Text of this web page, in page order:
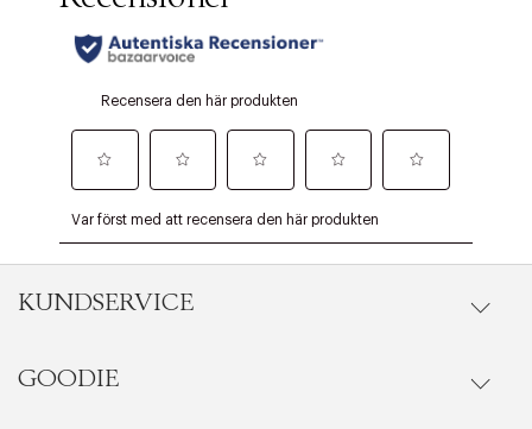
KUNDSERVICE
Onlineköp
GOODIE